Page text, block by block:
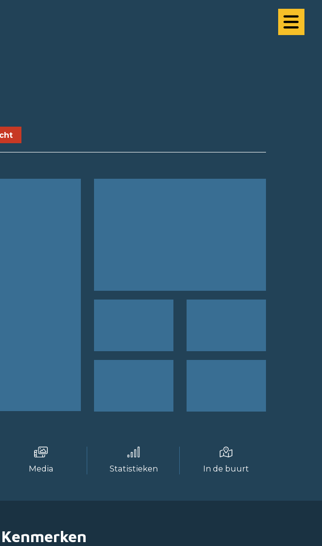
Media Statistieken In de buurt
Kenmerken